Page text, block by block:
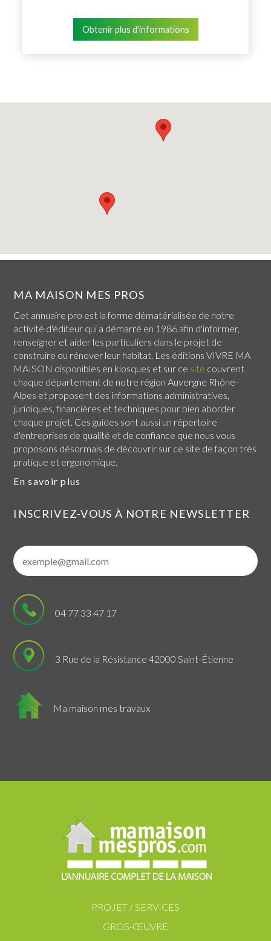
Obtenir plus d'informations
MA MAISON MES PROS
Cet annuaire pro est la forme dématérialisée de notre
activité d'éditeur qui a démarré en 1986 afin d'informer,
renseigner et aider les particuliers dans le projet de
construire ou rénover leur habitat. Les éditions VIVRE MA
MAISON disponibles en kiosques et sur ce site couvrent
chaque département de notre région Auvergne Rhône-
Alpes et proposent des informations administratives,
juridiques, financières et techniques pour bien aborder
chaque projet. Ces guides sont aussi un répertoire
d'entreprises de qualité et de confiance que nous vous
proposons désormais de découvrir sur ce site de façon très
pratique et ergonomique.
En savoir plus
INSCRIVEZ-VOUS À NOTRE NEWSLETTER
04 77 33 47 17
3 Rue de la Résistance 42000 Saint-Étienne
Ma maison mes travaux
PROJET / SERVICES
GROS-ŒUVRE